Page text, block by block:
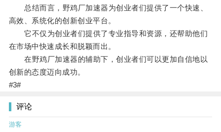
总结而言，野鸡厂加速器为创业者们提供了一个快速、
高效、系统化的创新创业平台。
它不仅为创业者们提供了专业指导和资源，还帮助他们
在市场中快速成长和脱颖而出。
在野鸡厂加速器的辅助下，创业者们可以更加自信地以
创新的态度迈向成功。
#3#
评论
游客